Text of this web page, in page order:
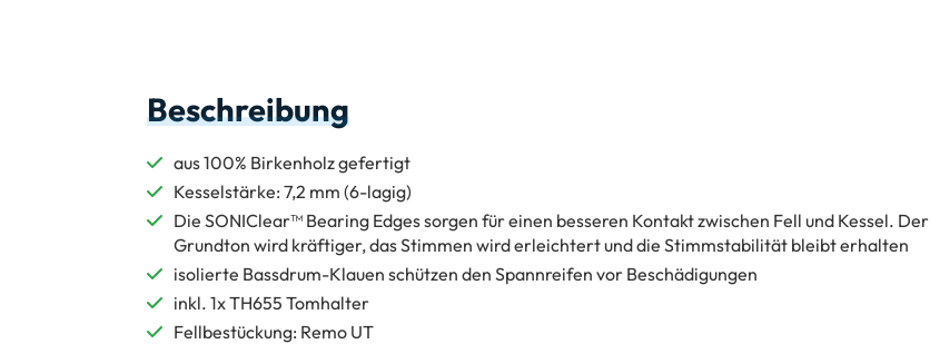
Beschreibung
aus 100% Birkenholz gefertigt
Kesselstärke: 7,2 mm (6-lagig)
Die SONIClear™ Bearing Edges sorgen für einen besseren Kontakt zwischen Fell und Kessel. Der
Grundton wird kräftiger, das Stimmen wird erleichtert und die Stimmstabilität bleibt erhalten
isolierte Bassdrum-Klauen schützen den Spannreifen vor Beschädigungen
inkl. 1x TH655 Tomhalter
Fellbestückung: Remo UT